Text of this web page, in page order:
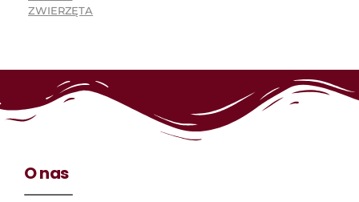
ZWIERZĘTA
O nas